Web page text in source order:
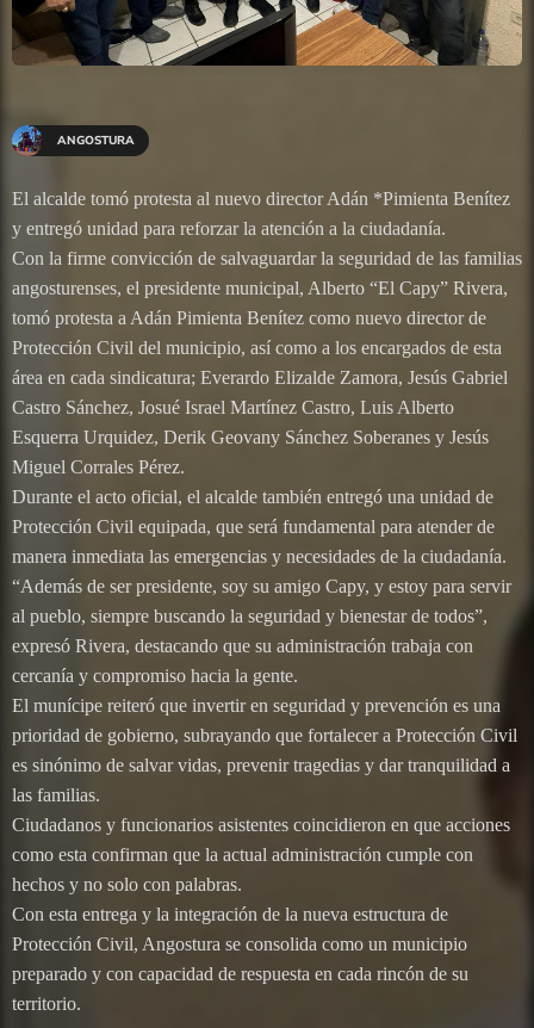
ANGOSTURA
El alcalde tomó protesta al nuevo director Adán *Pimienta Benítez
y entregó unidad para reforzar la atención a la ciudadanía.
Con la firme convicción de salvaguardar la seguridad de las familias
angosturenses, el presidente municipal, Alberto “El Capy” Rivera,
tomó protesta a Adán Pimienta Benítez como nuevo director de
Protección Civil del municipio, así como a los encargados de esta
área en cada sindicatura; Everardo Elizalde Zamora, Jesús Gabriel
Castro Sánchez, Josué Israel Martínez Castro, Luis Alberto
Esquerra Urquidez, Derik Geovany Sánchez Soberanes y Jesús
Miguel Corrales Pérez.
Durante el acto oficial, el alcalde también entregó una unidad de
Protección Civil equipada, que será fundamental para atender de
manera inmediata las emergencias y necesidades de la ciudadanía.
“Además de ser presidente, soy su amigo Capy, y estoy para servir
al pueblo, siempre buscando la seguridad y bienestar de todos”,
expresó Rivera, destacando que su administración trabaja con
cercanía y compromiso hacia la gente.
El munícipe reiteró que invertir en seguridad y prevención es una
prioridad de gobierno, subrayando que fortalecer a Protección Civil
es sinónimo de salvar vidas, prevenir tragedias y dar tranquilidad a
las familias.
Ciudadanos y funcionarios asistentes coincidieron en que acciones
como esta confirman que la actual administración cumple con
hechos y no solo con palabras.
Con esta entrega y la integración de la nueva estructura de
Protección Civil, Angostura se consolida como un municipio
preparado y con capacidad de respuesta en cada rincón de su
territorio.